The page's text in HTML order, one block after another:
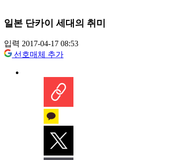
일본 단카이 세대의 취미
입력 2017-04-17 08:53
선호매체 추가